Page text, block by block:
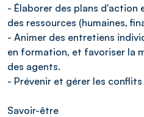
- Élaborer des plans
des ressources (humaines,
- Animer des entretiens
en formation, et favoriser la
des agents.
- Prévenir et gérer les
Savoir-être